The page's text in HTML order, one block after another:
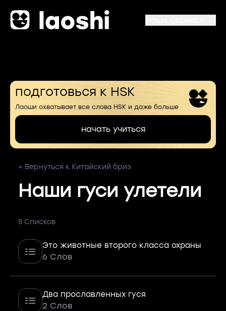
подготовься к HSK
Лаоши охватывает все слова HSK и даже больше
начать учиться
< Вернуться к Китайский бриз
Наши гуси улетели
8 Списков
Это животные второго класса охраны
6 Слов
Два прославленных гуся
2 Слов